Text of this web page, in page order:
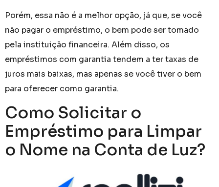
Porém, essa não é a melhor opção, já que, se você
não pagar o empréstimo, o bem pode ser tomado
pela instituição financeira. Além disso, os
empréstimos com garantia tendem a ter taxas de
juros mais baixas, mas apenas se você tiver o bem
para oferecer como garantia.
Como Solicitar o
Empréstimo para Limpar
o Nome na Conta de Luz?